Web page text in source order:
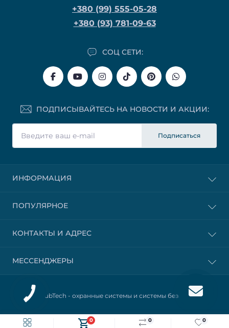
0 0
0
+380 (99) 555-05-28
+380 (93) 781-09-63
СОЦ СЕТИ:
ПОДПИСЫВАЙТЕСЬ НА НОВОСТИ И АКЦИИ:
Подписаться
ИНФОРМАЦИЯ
ПОПУЛЯРНОЕ
КОНТАКТЫ И АДРЕС
МЕССЕНДЖЕРЫ
© 2025 HubTech - охранные системы и системы безопасности